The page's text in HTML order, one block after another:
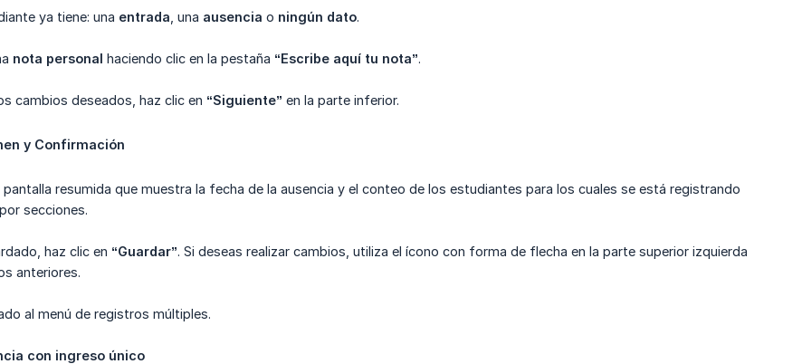
ya tiene: una entrada , una ausencia o ningún dato.
nota personal haciendo clic en la pestaña “Escribe aquí tu nota”.
cambios deseados, haz clic en “Siguiente” en la parte inferior.
y Confirmación
pantalla resumida que muestra la fecha de la ausencia y el conteo de los estudiantes para los cuales se está registrando
secciones.
haz clic en “Guardar”. Si deseas realizar cambios, utiliza el ícono con forma de flecha en la parte superior izquierda
anteriores.
al menú de registros múltiples.
con ingreso único